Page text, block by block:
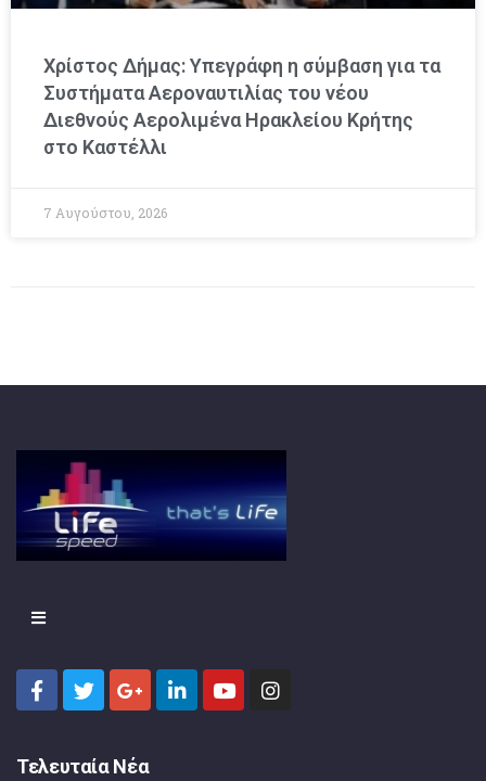
Χρίστος Δήμας: Υπεγράφη η σύμβαση για τα
Συστήματα Αεροναυτιλίας του νέου
Διεθνούς Αερολιμένα Ηρακλείου Κρήτης
στο Καστέλλι
7 Αυγούστου, 2026
Τελευταία Νέα